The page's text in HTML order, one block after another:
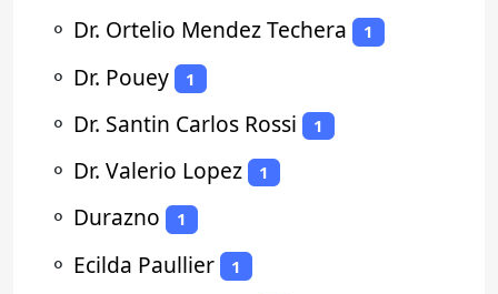
⚬ Dr. Ortelio Mendez Techera 1
⚬ Dr. Pouey 1
⚬ Dr. Santin Carlos Rossi 1
⚬ Dr. Valerio Lopez 1
⚬ Durazno 1
⚬ Ecilda Paullier 1